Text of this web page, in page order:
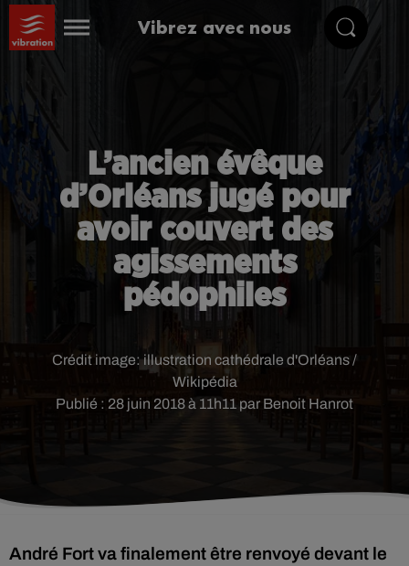
Vibrez avec nous
L’ancien évêque
d’Orléans jugé pour
avoir couvert des
agissements
pédophiles
Publié : 28 juin 2018 à 11h11 par Benoit Hanrot
Crédit image:illustration cathédrale d'Orléans /
Wikipédia
André Fort va finalement être renvoyé devant le